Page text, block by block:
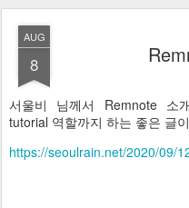
AUG
8
서울비 님께서 Remnote 소
tutorial 역할까지 하는 좋은 글
https://seoulrain.net/2020/09/